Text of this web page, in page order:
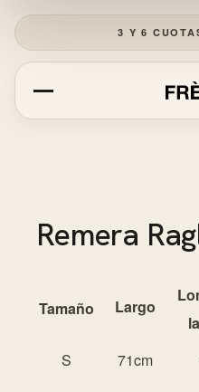
3 Y 6
Remera
Tamaño Largo
S 71cm
CUENTA BUSCAR